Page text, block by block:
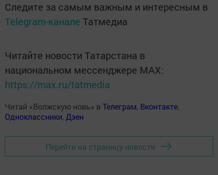
Следите за самым важным и интересным в
Telegram-канале Татмедиа
Читайте новости Татарстана в
национальном мессенджере MАХ:
https://max.ru/tatmedia
Читай «Волжскую новь» в Телеграм, Вконтакте,
Одноклассники,Дзен
Перейти на страницу новости